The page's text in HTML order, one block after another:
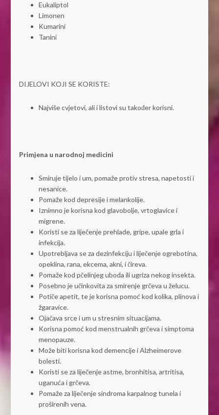
Eukaliptol
Limonen
Kumarini
Tanini
DIJELOVI KOJI SE KORISTE:
Najviše cvjetovi, ali i listovi su također korisni.
Primjena u narodnoj medicini
Smiruje tijelo i um, pomaže protiv stresa, napetosti i
nesanice.
Pomaže kod depresije i melankolije.
Iznimno je korisna kod glavobolje, vrtoglavice i
migrene.
Koristi se za liječenje prehlade, gripe, upale grla i
infekcija.
Upotrebljava se za dezinfekciju i liječenje ogrebotina,
opeklina, rana, ekcema, akni, i čireva.
Pomaže kod pčelinjeg uboda ili ugriza nekog insekta.
Posebno je učinkovita za smirenje grčeva u želucu.
Potiče apetit, te je korisna pomoć kod kolika, plinova i
žgaravice.
Ojačava srce i um u stresnim situacijama.
Korisna pomoć kod menstrualnih grčeva i simptoma
menopauze.
Može biti korisna kod demencije i Alzheimerove
bolesti.
Koristi se za liječenje astme, bronhitisa, artritisa,
uganuća i grčeva.
Pomaže za liječenje sindroma karpalnog tunela i
proširenih vena.